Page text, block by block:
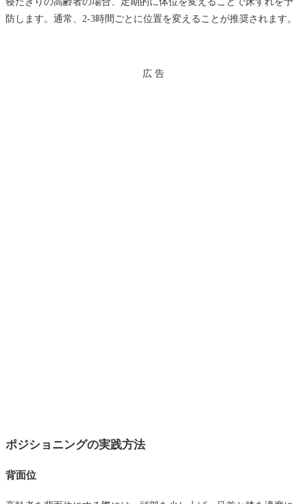
防します。通常、2-3時間ごとに位置を変えることが推奨されます。
広 告
ポジショニングの実践方法
背面位